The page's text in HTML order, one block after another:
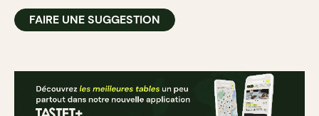
FAIRE UNE SUGGESTION